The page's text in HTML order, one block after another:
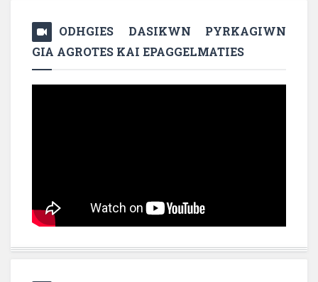
ODHGIES DASIKWN PYRKAGIWN
GIA AGROTES KAI EPAGGELMATIES